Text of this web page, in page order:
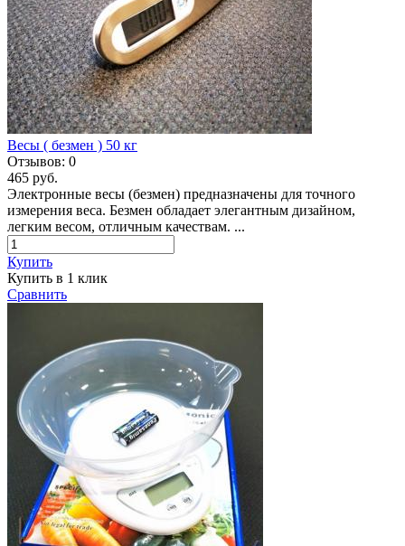
Весы ( безмен ) 50 кг
Отзывов: 0
465 руб.
Электронные весы (безмен) предназначены для точного
измерения веса. Безмен обладает элегантным дизайном,
легким весом, отличным качествам. ...
Купить
Купить в 1 клик
Сравнить